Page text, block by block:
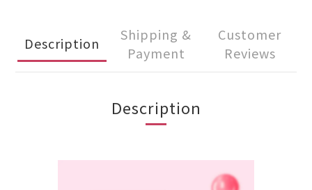
Description
Shipping &
Payment
Customer
Reviews
Description